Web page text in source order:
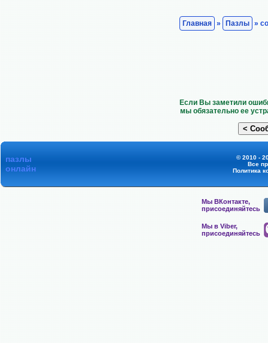
Главная » Пазлы »
Если Вы заметили
мы обязательно ее
пазлы
онлайн
© 2010 -
Все
Политика
Мы ВКонтакте,
присоединяйтесь
Мы в Viber,
присоединяйтесь